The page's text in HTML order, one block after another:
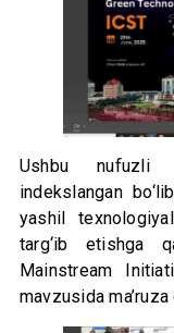
Ushbu nufuzli
indekslangan
yashil
targ‘ib etishga
Mainstream
mavzusida ma’ruza